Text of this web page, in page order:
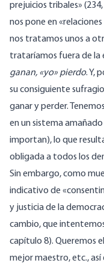
prejuicios tribales»
nos pone en
nos tratamos unos a
trataríamos fuera de la
ganan, «yo» pierdo. Y,
su consiguiente
ganar y perder.
en un sistema
importan), lo que
obligada a todos los
Sin embargo, como
indicativo de
y justicia de la
cambio, que
capítulo 8). Queremos
mejor maestro, etc., así